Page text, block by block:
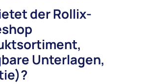
der Rollix-
Unterlagen,